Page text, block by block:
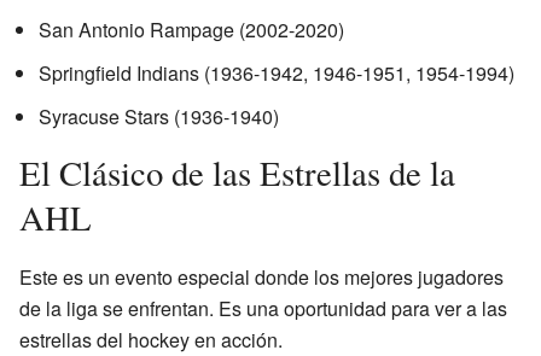
San Antonio Rampage (2002-2020)
Springfield Indians (1936-1942, 1946-1951, 1954-1994)
Syracuse Stars (1936-1940)
El Clásico de las Estrellas de la
AHL
Este es un evento especial donde los mejores jugadores
de la liga se enfrentan. Es una oportunidad para ver a las
estrellas del hockey en acción.